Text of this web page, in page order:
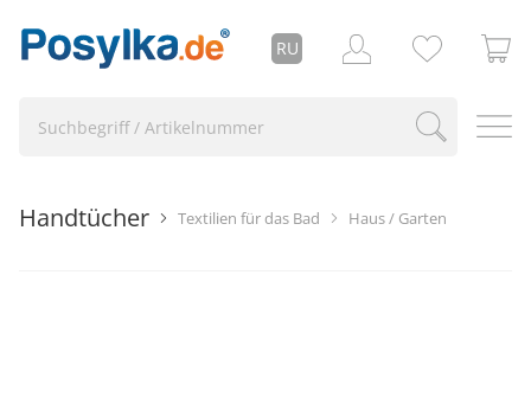
RU
Haus / Garten
Textilien für das Bad
Handtücher